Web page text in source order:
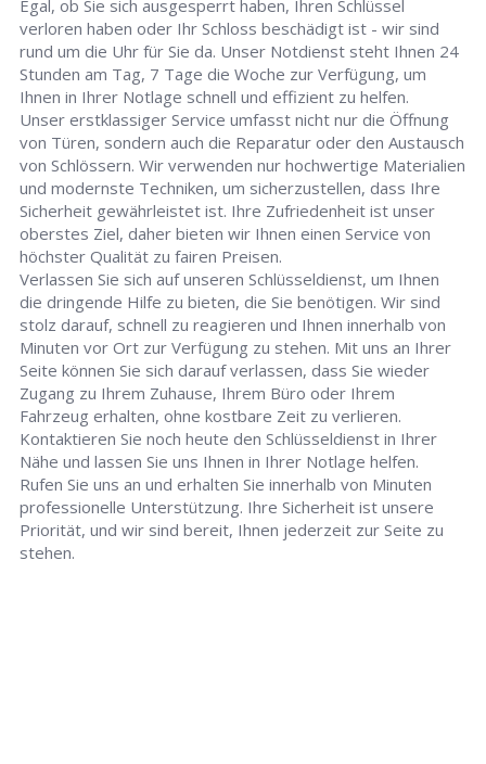
Egal, ob Sie sich ausgesperrt haben, Ihren Schlüssel
verloren haben oder Ihr Schloss beschädigt ist - wir sind
rund um die Uhr für Sie da. Unser Notdienst steht Ihnen 24
Stunden am Tag, 7 Tage die Woche zur Verfügung, um
Ihnen in Ihrer Notlage schnell und effizient zu helfen.
Unser erstklassiger Service umfasst nicht nur die Öffnung
von Türen, sondern auch die Reparatur oder den Austausch
von Schlössern. Wir verwenden nur hochwertige Materialien
und modernste Techniken, um sicherzustellen, dass Ihre
Sicherheit gewährleistet ist. Ihre Zufriedenheit ist unser
oberstes Ziel, daher bieten wir Ihnen einen Service von
höchster Qualität zu fairen Preisen.
Verlassen Sie sich auf unseren Schlüsseldienst, um Ihnen
die dringende Hilfe zu bieten, die Sie benötigen. Wir sind
stolz darauf, schnell zu reagieren und Ihnen innerhalb von
Minuten vor Ort zur Verfügung zu stehen. Mit uns an Ihrer
Seite können Sie sich darauf verlassen, dass Sie wieder
Zugang zu Ihrem Zuhause, Ihrem Büro oder Ihrem
Fahrzeug erhalten, ohne kostbare Zeit zu verlieren.
Kontaktieren Sie noch heute den Schlüsseldienst in Ihrer
Nähe und lassen Sie uns Ihnen in Ihrer Notlage helfen.
Rufen Sie uns an und erhalten Sie innerhalb von Minuten
professionelle Unterstützung. Ihre Sicherheit ist unsere
Priorität, und wir sind bereit, Ihnen jederzeit zur Seite zu
stehen.